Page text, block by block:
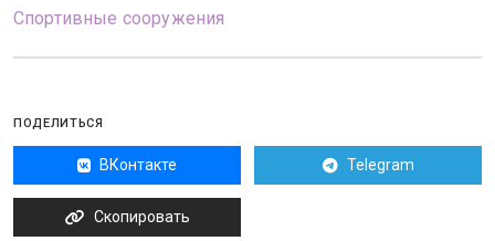
Спортивные сооружения
ПОДЕЛИТЬСЯ
ВКонтакте Telegram
Скопировать